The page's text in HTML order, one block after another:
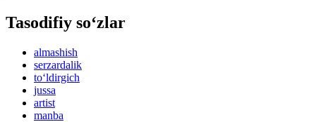
Tasodifiy so‘zlar
almashish
serzardalik
to‘ldirgich
jussa
artist
manba